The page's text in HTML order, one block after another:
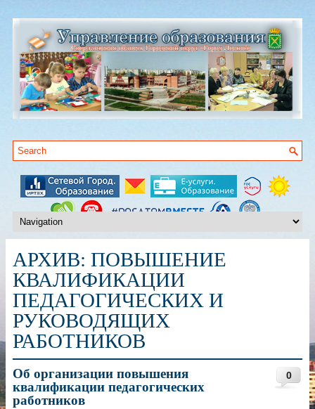
АРХИВ: ПОВЫШЕНИЕ
КВАЛИФИКАЦИИ
ПЕДАГОГИЧЕСКИХ И
РУКОВОДЯЩИХ
РАБОТНИКОВ
0
Об организации повышения
квалификации педагогических
работников